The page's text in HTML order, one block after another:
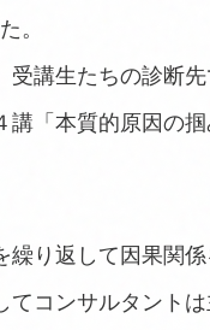
。
講生たちの診断
「本質的原因の掴
り返して因果関係
コンサルタント